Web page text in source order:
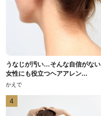
うなじが汚い…そんな自信がない
女性にも役立つヘアアレン...
かえで
4